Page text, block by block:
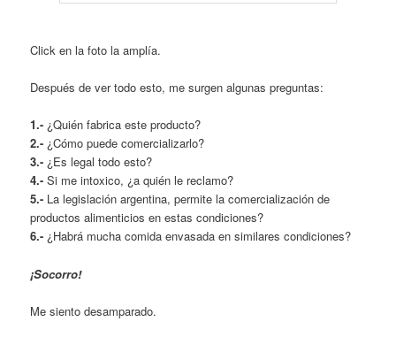
Click en la foto la amplía.
Después de ver todo esto, me surgen algunas preguntas:
1.- ¿Quién fabrica este producto?
2.- ¿Cómo puede comercializarlo?
3.- ¿Es legal todo esto?
4.- Si me intoxico, ¿a quién le reclamo?
5.- La legislación argentina, permite la comercialización de
productos alimenticios en estas condiciones?
6.- ¿Habrá mucha comida envasada en similares condiciones?
¡Socorro!
Me siento desamparado.